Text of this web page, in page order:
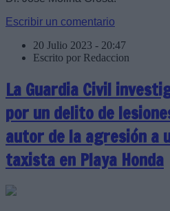
Escribir un comentario
20 Julio 2023 - 20:47
Escrito por Redaccion
La Guardia Civil
por un delito de
autor de la agresión a
taxista en Playa Honda